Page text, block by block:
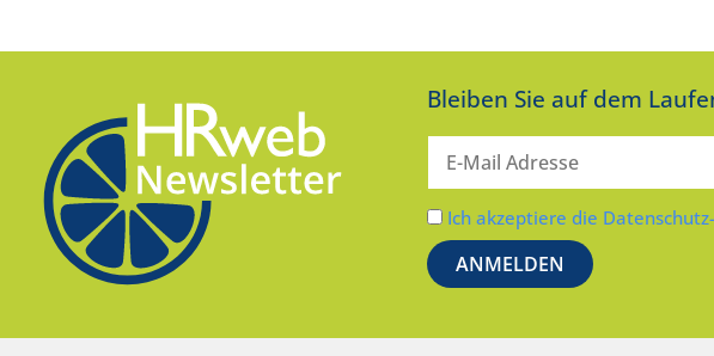
Bleiben Sie auf dem
Ich akzeptiere die